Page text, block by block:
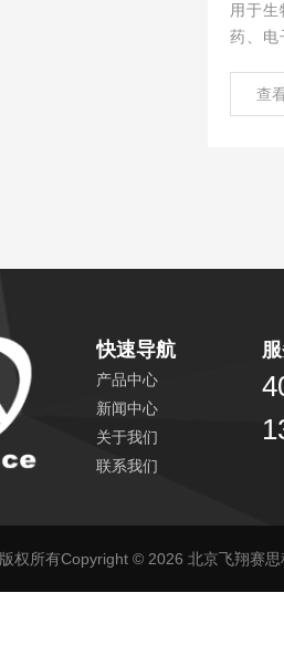
用于生
药、电
养、
求。产
查
快速导航
产品中心
新闻中心
关于我们
联系我们
版权所有Copyright © 2026 北京飞翔赛